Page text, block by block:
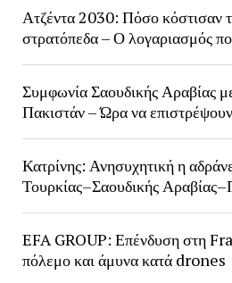
Ατζέντα 2030: Πόσο κόστισαν
στρατόπεδα – Ο λογαριασμός
Συμφωνία Σαουδικής Αραβίας
Πακιστάν – Ώρα να
Κατρίνης: Ανησυχητική η
Τουρκίας–Σαουδικής
EFA GROUP: Επένδυση στη
πόλεμο και άμυνα κατά drones